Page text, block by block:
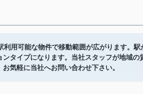
用可能な物件で移動範囲が広がります。駅
タイプになります。当社スタッフが地域の
気軽に当社へお問い合わせ下さい。